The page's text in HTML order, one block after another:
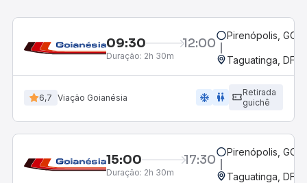
09:30 12:00
Duração: 2h 30m
Pirenópolis, GO
Taguatinga, DF
6,7 Viação Goianésia ac_unit wc
Retirada
guichê
15:00 17:30
Duração: 2h 30m
Pirenópolis, GO
Taguatinga, DF